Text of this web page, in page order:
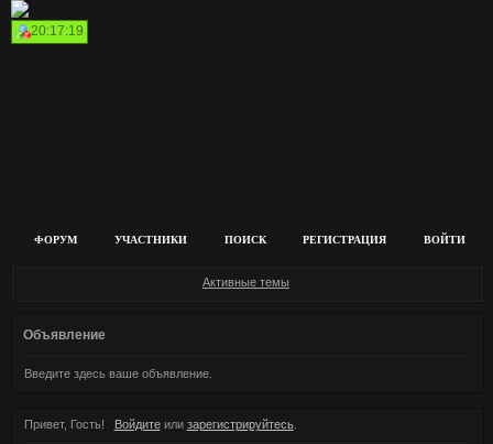
20:17:19
ФОРУМ УЧАСТНИКИ ПОИСК РЕГИСТРАЦИЯ ВОЙТИ
Активные темы
Объявление
Введите здесь ваше объявление.
Привет, Гость! Войдитеили зарегистрируйтесь.